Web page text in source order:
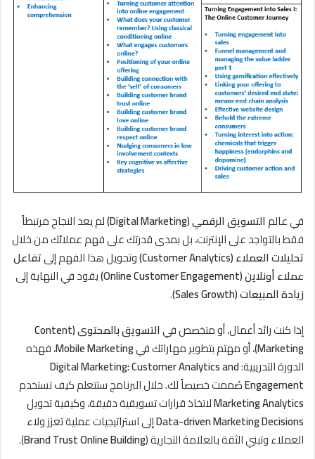
في عالمالتسويق الرقمي (Digital Marketing)
لم يعد النجاح مرتبطاً
فقط بالتواجد على الإنترنت، بل بمدى قدرتك على فهم عملائك من خلال
تحليلات العملاء (Customer Analytics)
وتحويل هذا الفهم إلىتفاعل
عملاء أونلاين (Online Customer Engagement)
يقود في النهاية إلى
زيادة المبيعات (Sales Growth)
.
إذا كنت رائد أعمال، أو متخصص في
التسويق بالمحتوى (Content
Marketing)، أو مهتم بتطوير مهاراتك فيMobile Marketing، فهذه
الدورة التدريبية:Digital Marketing: Customer Analytics and
Engagementصُممت خصيصاً لك. خلال البرنامج ستتعلم كيف تستخدم
Marketing Analyticsلاتخاذ قرارات تسويقية دقيقة، وكيفية تحويل
Data-driven Marketing Decisionsإلى استراتيجيات عملية تعزز ولاء
العملاء وتبني الثقة بالعلامة التجارية (Brand Trust Online Building
).